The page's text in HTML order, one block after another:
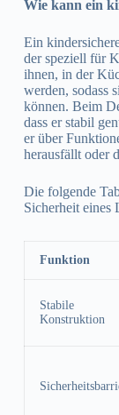
Wie kann ein
Ein
der speziell für
ihnen, in der
werden, sodass
können. Beim
dass er stabil
er über
herausfällt oder
Die folgende
Sicherheit eines
Funktion
Stabile
Konstruktion